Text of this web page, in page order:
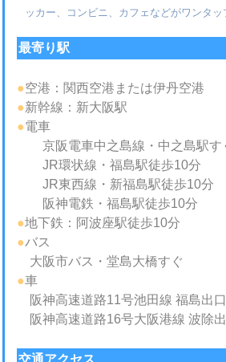
ッカー、コンビニ、カフェなどがワンタッ
最寄り駅
●空港：関西空港または伊丹空港
●新幹線：新大阪駅
●電車
京阪電車中之島線・中之島駅す
JR環状線・福島駅徒歩10分
JR東西線・新福島駅徒歩10分
阪神電鉄・福島駅徒歩10分
●地下鉄：阿波座駅徒歩10分
●バス
大阪市バス・堂島大橋すぐ
●車
阪神高速道路11号池田線 福島出
阪神高速道路16号大阪港線 波除
交通アクセス